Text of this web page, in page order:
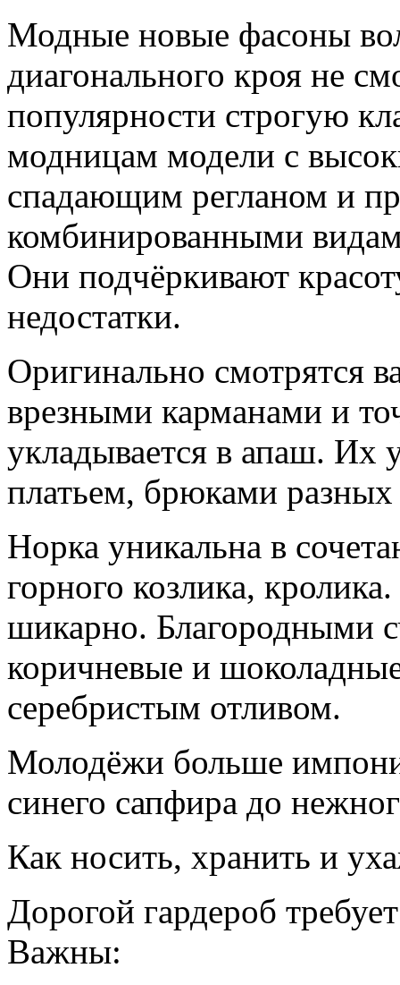
Модные новые фасоны
диагонального кроя не
популярности строгую
модницам модели с
спадающим регланом и
комбинированными
Они подчёркивают
недостатки.
Оригинально смотрятся
врезными карманами и
укладывается в апаш. Их
платьем, брюками разных
Норка уникальна в
горного козлика,
шикарно. Благородными
коричневые и
серебристым отливом.
Молодёжи больше
синего сапфира до
Как носить, хранить и
Дорогой гардероб
Важны: